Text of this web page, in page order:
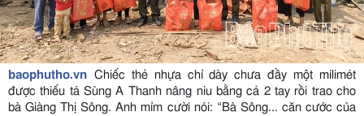
baophutho.vn Chiếc thẻ nhựa chỉ dày chưa đầy một milimét
được thiếu tá Sùng A Thanh nâng niu bằng cả 2 tay rồi trao cho
bà Giàng Thị Sông. Anh mỉm cười nói: “Bà Sông... căn cước của